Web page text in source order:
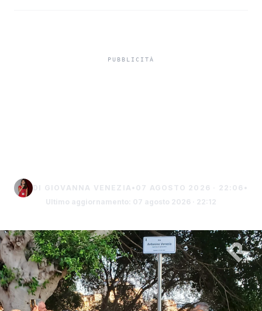
DI GIOVANNA VENEZIA • 07 AGOSTO 2026 · 22:06 •
Ultimo aggiornamento: 07 agosto 2026 · 22:12